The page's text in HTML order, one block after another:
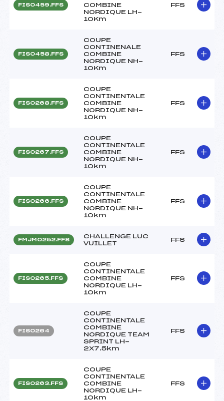
FIS0459.FFS
COMBINE
NORDIQUE LH-
10Km
FFS
FIS0458.FFS
COUPE
CONTINENALE
COMBINE
NORDIQUE NH-
10Km
FFS
FIS0268.FFS
COUPE
CONTINENTALE
COMBINE
NORDIQUE NH-
10km
FFS
FIS0267.FFS
COUPE
CONTINENTALE
COMBINE
NORDIQUE NH-
10km
FFS
FIS0266.FFS
COUPE
CONTINENTALE
COMBINE
NORDIQUE NH-
10km
FFS
FMJM0252.FFS
CHALLENGE LUC
VUILLET
FFS
FIS0265.FFS
COUPE
CONTINENTALE
COMBINE
NORDIQUE LH-
10km
FFS
FIS0264
COUPE
CONTINENTALE
COMBINE
NORDIQUE TEAM
SPRINT LH-
2X7.5km
FFS
FIS0263.FFS
COUPE
CONTINENTALE
COMBINE
NORDIQUE LH-
10km
FFS